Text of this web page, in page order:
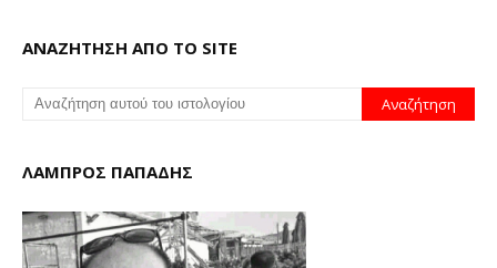
ΑΝΑΖΗΤΗΣΗ ΑΠΟ ΤΟ SITE
ΛΑΜΠΡΟΣ ΠΑΠΑΔΗΣ